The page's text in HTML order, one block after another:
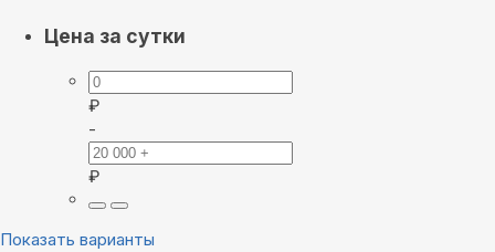
Цена за сутки
₽
-
₽
Показать варианты